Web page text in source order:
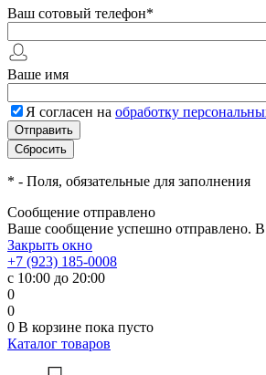
Ваш сотовый телефон*
Ваше имя
Я согласен на обработку
* - Поля, обязательные для заполнения
Сообщение отправлено
Ваше сообщение успешно отправлено.
Закрыть окно
+7 (923) 185-0008
с 10:00 до 20:00
0
0
0 В корзине пока пусто
Каталог товаров